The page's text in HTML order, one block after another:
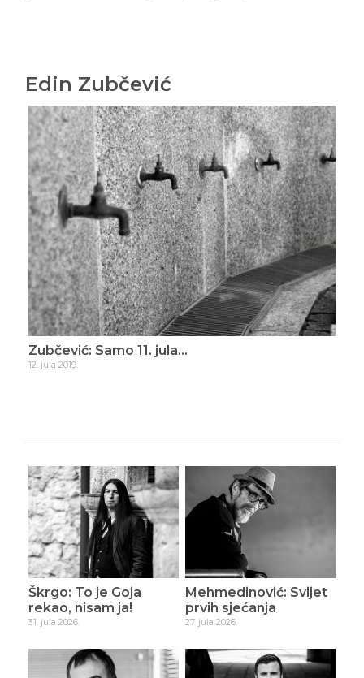
Edin Zubčević
Zubčević: Samo 11. jula…
12. jula 2019.
Škrgo: To je Goja
rekao, nisam ja!
31. jula 2026.
Mehmedinović: Svijet
prvih sjećanja
27. jula 2026.